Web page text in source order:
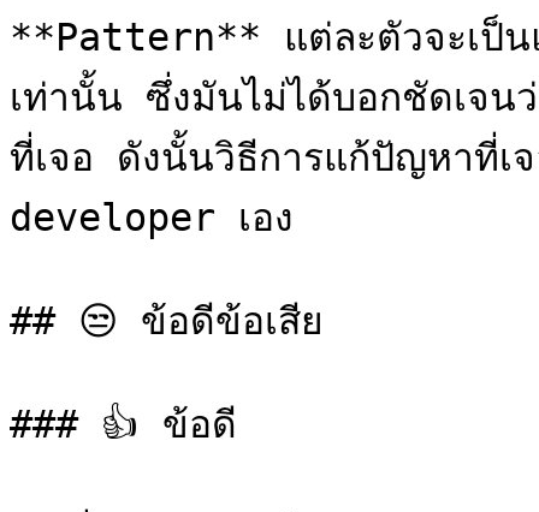
**Pattern** แต่ละตัวจะเป็
เท่านั้น ซึ่งมันไม่ได้บอกชัดเจน
ที่เจอ ดังนั้นวิธีการแก้ปัญหาที่เ
developer เอง
## 😒 ข้อดีข้อเสีย
### 👍 ข้อดี